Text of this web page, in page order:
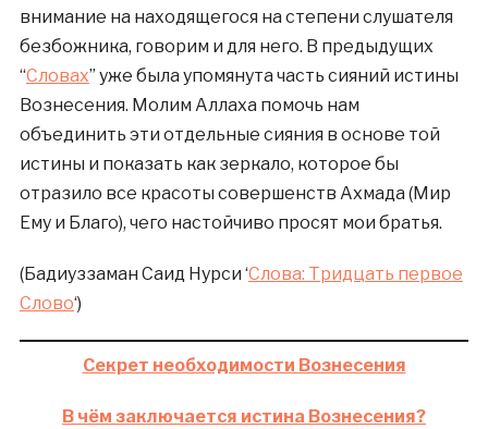
внимание на находящегося на степени слушателя
безбожника, говорим и для него. В предыдущих
“Словах” уже была упомянута часть сияний истины
Вознесения. Молим Аллаха помочь нам
объединить эти отдельные сияния в основе той
истины и показать как зеркало, которое бы
отразило все красоты совершенств Ахмада (Мир
Ему и Благо), чего настойчиво просят мои братья.
(Бадиуззаман Саид Нурси ‘Слова: Тридцать первое
Слово‘)
Секрет необходимости Вознесения
В чём заключается истина Вознесения?